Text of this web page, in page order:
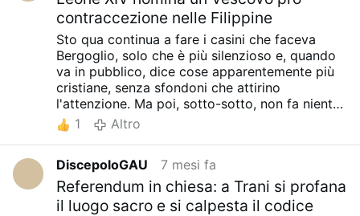
contraccezione nelle Filippine
Sto qua continua a fare i casini che faceva
Bergoglio, solo che è più silenzioso e, quando
va in pubblico, dice cose apparentemente più
cristiane, senza sfondoni che attirino
l'attenzione. Ma poi, sotto-sotto, non fa niente
di diverso da quello che faceva l'Argentino.
1 Altro
DiscepoloGAU 7 mesi fa
Referendum in chiesa: a Trani si profana
il luogo sacro e si calpesta il codice